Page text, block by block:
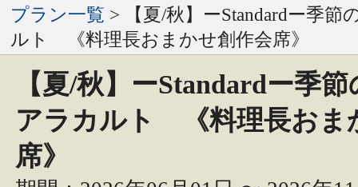
プラン一覧 > 【夏/秋】ーStandardー季節
ルト 《料理長おまかせ創作会席》
【夏/秋】ーStandardー季
アラカルト 《料理長おま
席》